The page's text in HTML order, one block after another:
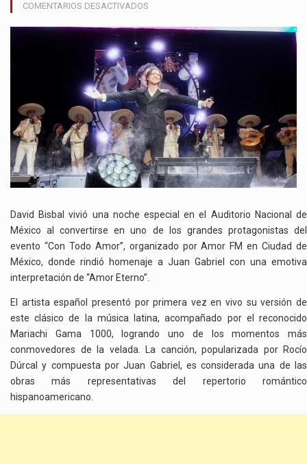
COMENTARIOS DESACTIVADOS
BISBAL
EMOCIONA
EN
MÉXICO
CON
HOMENAJE
AMOR
ETERNO
DE
JUAN
David Bisbal vivió una noche especial en el Auditorio Nacional de
México al convertirse en uno de los grandes protagonistas del
evento “Con Todo Amor”, organizado por Amor FM en Ciudad de
México, donde rindió homenaje a Juan Gabriel con una emotiva
interpretación de “Amor Eterno”.
El artista español presentó por primera vez en vivo su versión de
este clásico de la música latina, acompañado por el reconocido
Mariachi Gama 1000, logrando uno de los momentos más
conmovedores de la velada. La canción, popularizada por Rocío
Dúrcal y compuesta por Juan Gabriel, es considerada una de las
obras más representativas del repertorio romántico
hispanoamericano.